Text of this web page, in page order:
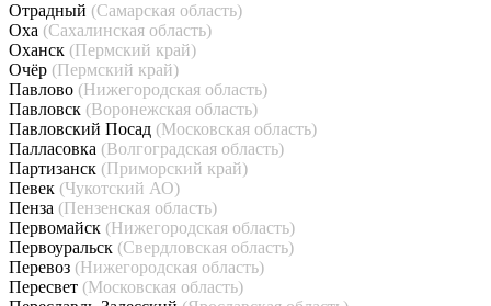
Отрадный (Самарская область)
Оха (Сахалинская область)
Оханск (Пермский край)
Очёр (Пермский край)
Павлово (Нижегородская область)
Павловск (Воронежская область)
Павловский Посад (Московская область)
Палласовка (Волгоградская область)
Партизанск (Приморский край)
Певек (Чукотский АО)
Пенза (Пензенская область)
Первомайск (Нижегородская область)
Первоуральск (Свердловская область)
Перевоз (Нижегородская область)
Пересвет (Московская область)